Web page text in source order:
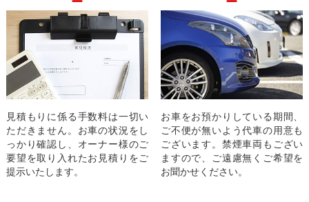
見積もりに係る手数料は一切い
ただきません。お車の状況をし
っかり確認し、オーナー様のご
要望を取り入れたお見積りをご
提示いたします。
お車をお預かりしている期間、
ご不便が無いよう代車の用意も
ございます。禁煙車両もござい
ますので、ご遠慮無くご希望を
お聞かせください。